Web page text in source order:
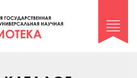
сельдерей»
архив»